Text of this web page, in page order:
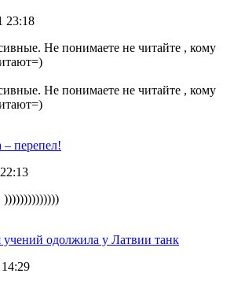
23:18
Не понимаете не читайте , кому
Не понимаете не читайте , кому
– перепел!
))))))))))))))
учений одолжила у Латвии танк